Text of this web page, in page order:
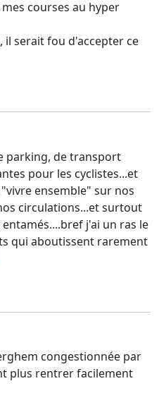
courses au hyper
serait fou d'accepter ce
parking, de transport
pour les cyclistes...et
ensemble" sur nos
circulations...et surtout
j'ai un ras le
qui aboutissent rarement
congestionnée par
plus rentrer facilement